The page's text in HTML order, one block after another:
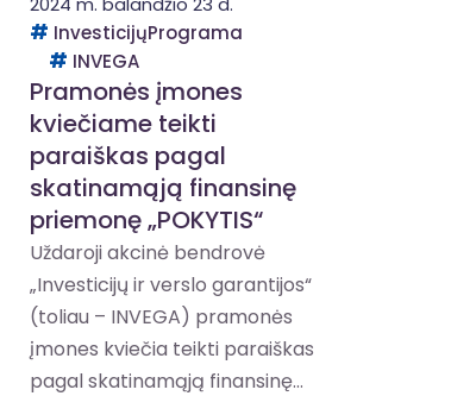
InvesticijųPrograma
INVEGA
Pramonės įmones
kviečiame teikti
paraiškas pagal
skatinamąją finansinę
priemonę „POKYTIS“
Uždaroji akcinė bendrovė
„Investicijų ir verslo garantijos“
(toliau – INVEGA) pramonės
įmones kviečia teikti paraiškas
pagal skatinamąją finansinę...